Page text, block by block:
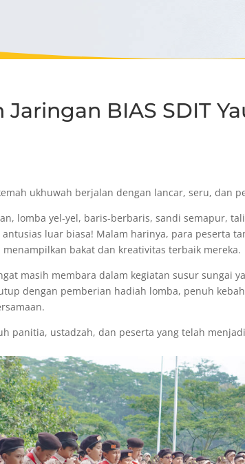
BIAS SDIT
ukhuwah berjalan dengan lancar, seru, dan
lomba yel-yel, baris-berbaris, sandi semapur,
luar biasa! Malam harinya, para peserta
bakat dan kreativitas terbaik mereka.
masih membara dalam kegiatan susur sungai
dengan pemberian hadiah lomba, penuh
panitia, ustadzah, dan peserta yang telah